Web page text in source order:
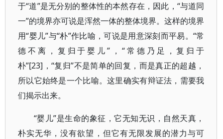
于“道”是无分别的整体性的本然存在，因此，“与道同
一”的境界亦可说是浑然一体的整体境界。这样的境界
用“婴儿”与“朴”作比喻，可说是用意深刻而平易。“常
德不离，复归于婴儿”，“常德乃足，复归于
朴”[23]，“复归”不是简单的回复，而是真正的超越，
所以它始终是一个比喻。这里确实有辩证法，需要我
们揭示出来。
“婴儿”是生命的象征，它无知无识，自然天真，
朴实无华，没有欲望，但它有无限发展的潜力与可